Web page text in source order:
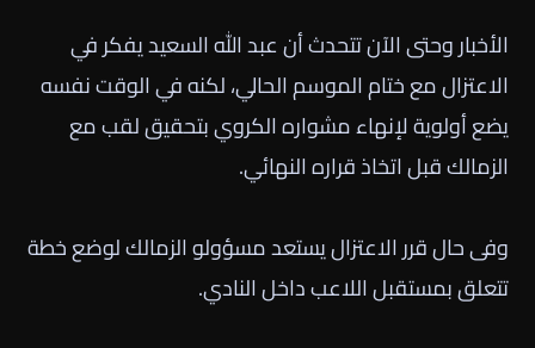
الأخبار وحتى الآن تتحدث أن عبد الله السعيد يفكر في
الاعتزال مع ختام الموسم الحالي، لكنه في الوقت نفسه
يضع أولوية لإنهاء مشواره الكروي بتحقيق لقب مع
الزمالك قبل اتخاذ قراره النهائي.
وفى حال قرر الاعتزال يستعد مسؤولو الزمالك لوضع خطة
تتعلق بمستقبل اللاعب داخل النادي.